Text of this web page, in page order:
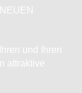
und Ihren
attraktive